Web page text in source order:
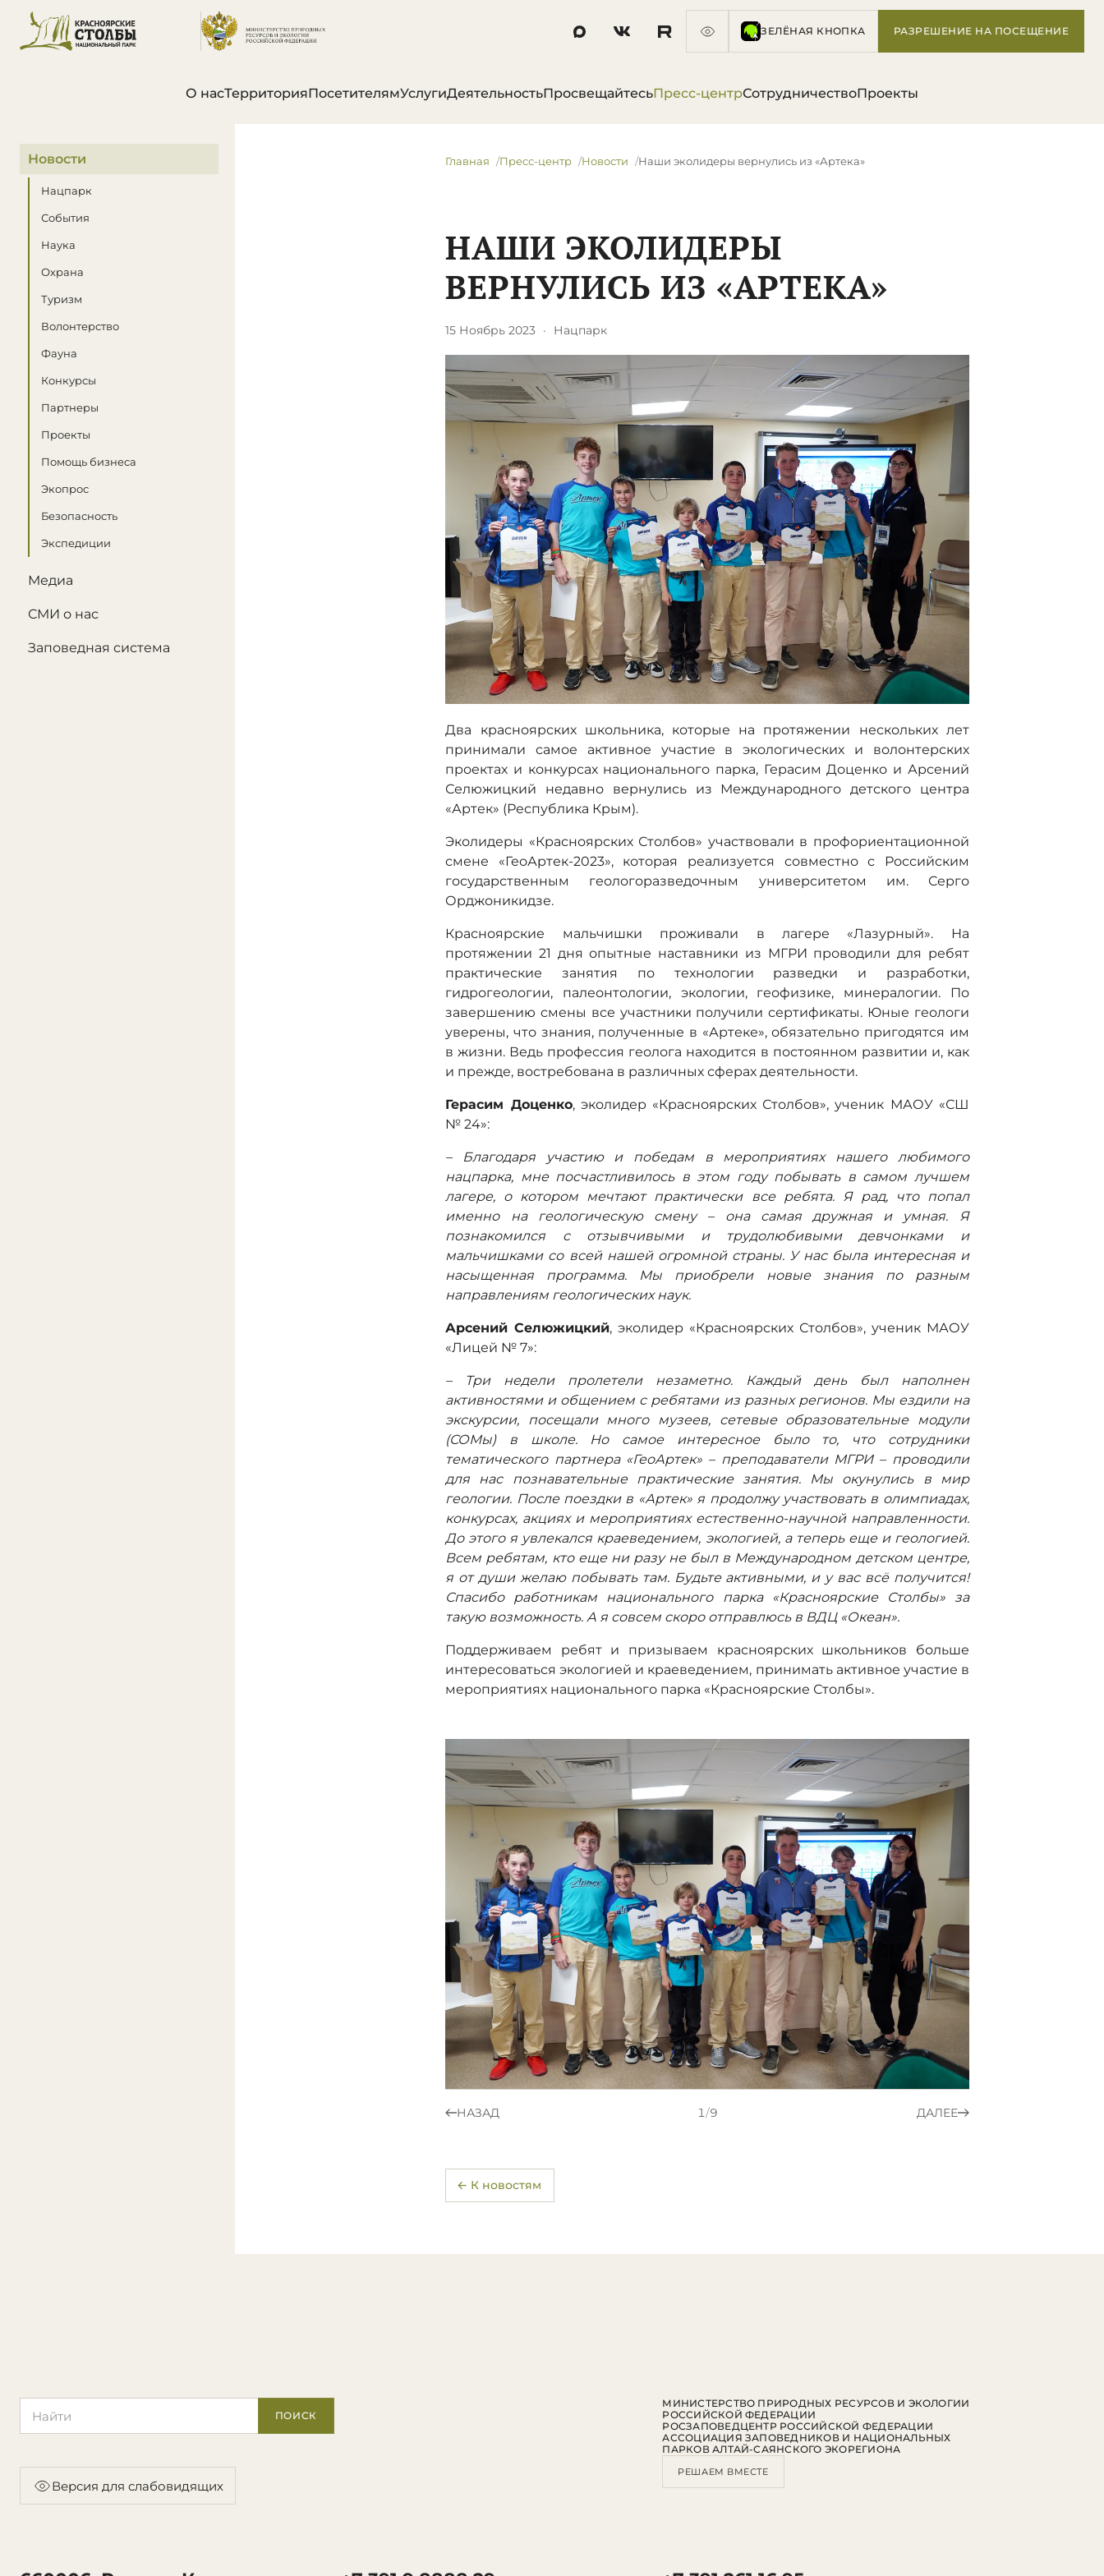
ЗЕЛЁНАЯ КНОПКА РАЗРЕШЕНИЕ НА ПОСЕЩЕНИЕ
О насТерриторияПосетителямУслугиДеятельностьПросвещайтесьПресс-центрСотрудничествоПроекты
В этом разделе
Новости
Нацпарк
События
Наука
Охрана
Туризм
Волонтерство
Фауна
Конкурсы
Партнеры
Проекты
Помощь бизнеса
Экопрос
Безопасность
Экспедиции
Медиа
СМИ о нас
Заповедная система
Главная Пресс-центр Новости ​Наши эколидеры вернулись из «Артека»
​НАШИ ЭКОЛИДЕРЫ
ВЕРНУЛИСЬ ИЗ «АРТЕКА»
15 Ноябрь 2023 · Нацпарк
Два красноярских школьника, которые на протяжении нескольких лет
принимали самое активное участие в экологических и волонтерских
проектах и конкурсах национального парка, Герасим Доценко и Арсений
Селюжицкий недавно вернулись из Международного детского центра
«Артек» (Республика Крым).
Эколидеры «Красноярских Столбов» участвовали в профориентационной
смене «ГеоАртек-2023», которая реализуется совместно с Российским
государственным геологоразведочным университетом им. Серго
Орджоникидзе.
Красноярские мальчишки проживали в лагере «Лазурный». На
протяжении 21 дня опытные наставники из МГРИ проводили для ребят
практические занятия по технологии разведки и разработки,
гидрогеологии, палеонтологии, экологии, геофизике, минералогии. По
завершению смены все участники получили сертификаты. Юные геологи
уверены, что знания, полученные в «Артеке», обязательно пригодятся им
в жизни. Ведь профессия геолога находится в постоянном развитии и, как
и прежде, востребована в различных сферах деятельности.
Герасим Доценко, эколидер «Красноярских Столбов», ученик МАОУ «СШ
№ 24»:
– Благодаря участию и победам в мероприятиях нашего любимого
нацпарка, мне посчастливилось в этом году побывать в самом лучшем
лагере, о котором мечтают практически все ребята. Я рад, что попал
именно на геологическую смену – она самая дружная и умная. Я
познакомился с отзывчивыми и трудолюбивыми девчонками и
мальчишками со всей нашей огромной страны. У нас была интересная и
насыщенная программа. Мы приобрели новые знания по разным
направлениям геологических наук.
Арсений Селюжицкий, эколидер «Красноярских Столбов», ученик МАОУ
«Лицей № 7»:
– Три недели пролетели незаметно. Каждый день был наполнен
активностями и общением с ребятами из разных регионов. Мы ездили на
экскурсии, посещали много музеев, сетевые образовательные модули
(СОМы) в школе. Но самое интересное было то, что сотрудники
тематического партнера «ГеоАртек» – преподаватели МГРИ – проводили
для нас познавательные практические занятия. Мы окунулись в мир
геологии. После поездки в «Артек» я продолжу участвовать в олимпиадах,
конкурсах, акциях и мероприятиях естественно-научной направленности.
До этого я увлекался краеведением, экологией, а теперь еще и геологией.
Всем ребятам, кто еще ни разу не был в Международном детском центре,
я от души желаю побывать там. Будьте активными, и у вас всё получится!
Спасибо работникам национального парка «Красноярские Столбы» за
такую возможность. А я совсем скоро отправлюсь в ВДЦ «Океан».
Поддерживаем ребят и призываем красноярских школьников больше
интересоваться экологией и краеведением, принимать активное участие в
мероприятиях национального парка «Красноярские Столбы».
НАЗАД 1/9 ДАЛЕЕ
← К новостям
ПОИСК
Версия для слабовидящих
МИНИСТЕРСТВО ПРИРОДНЫХ РЕСУРСОВ И ЭКОЛОГИИ
РОССИЙСКОЙ ФЕДЕРАЦИИ
РОСЗАПОВЕДЦЕНТР РОССИЙСКОЙ ФЕДЕРАЦИИ
АССОЦИАЦИЯ ЗАПОВЕДНИКОВ И НАЦИОНАЛЬНЫХ
ПАРКОВ АЛТАЙ-САЯНСКОГО ЭКОРЕГИОНА
РЕШАЕМ ВМЕСТЕ